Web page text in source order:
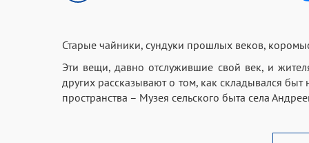
Старые чайники, сундуки прошлых веков,
Эти вещи, давно отслужившие свой век, и
других рассказывают о том, как складывался
пространства – Музея сельского быта села